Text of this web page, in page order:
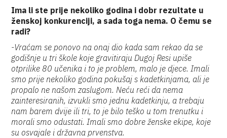
Ima li ste prije nekoliko godina i dobr rezultate u
ženskoj konkurenciji, a sada toga nema. O čemu se
radi?
-Vraćam se ponovo na onaj dio kada sam rekao da se
godišnje u tri škole koje gravitiraju Dugoj Resi upiše
otprilike 80 učenika i to je problem, malo je djece. Imali
smo prije nekoliko godina pokušaj s kadetkinjama, ali je
propalo ne našom zaslugom. Neću reći da nema
zainteresiranih, izvukli smo jednu kadetkinju, a trebaju
nam barem dvije ili tri, to je bilo teško u tom trenutku i
morali smo odustati. Imali smo dobre ženske ekipe, koje
su osvajale i državna prvenstva.